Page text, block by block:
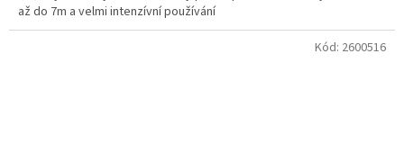
až do 7m a velmi intenzívní používání
Kód: 2600516